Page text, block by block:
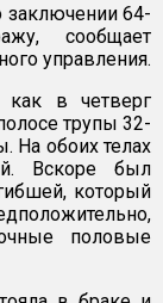
заключении 64-
сообщает
управления.
как в четверг
трупы 32-
На обоих телах
Вскоре был
который
половые